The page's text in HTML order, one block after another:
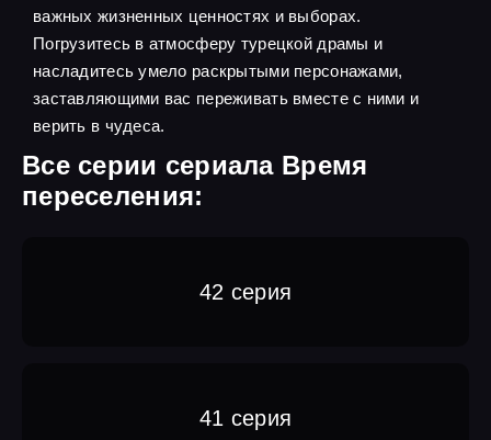
важных жизненных ценностях и выборах.
Погрузитесь в атмосферу турецкой драмы и
насладитесь умело раскрытыми персонажами,
заставляющими вас переживать вместе с ними и
верить в чудеса.
Все серии сериала Время
переселения:
42 серия
41 серия